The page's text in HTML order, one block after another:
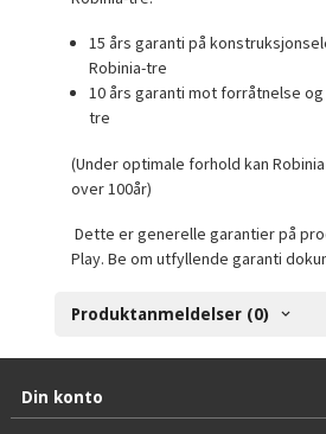
15 års garanti på
Robinia-tre
10 års garanti mot forråtnelse
tre
(Under optimale forhold kan
over 100år)
Dette er generelle garantier på
Play. Be om utfyllende garanti
Produktanmeldelser (0)
Din konto